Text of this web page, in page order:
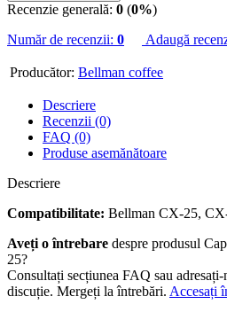
Recenzie generală: 0 (0%)
Număr de recenzii: 0 Adaugă
Producător: Bellman coffee
Descriere
Recenzii (0)
FAQ (0)
Produse asemănătoare
Descriere
Compatibilitate: Bellman CX-25,
Aveți o întrebare despre produsul
25?
Consultați secțiunea FAQ sau
discuție. Mergeți la întrebări. Accesați